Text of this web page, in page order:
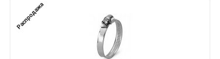
Распродажа